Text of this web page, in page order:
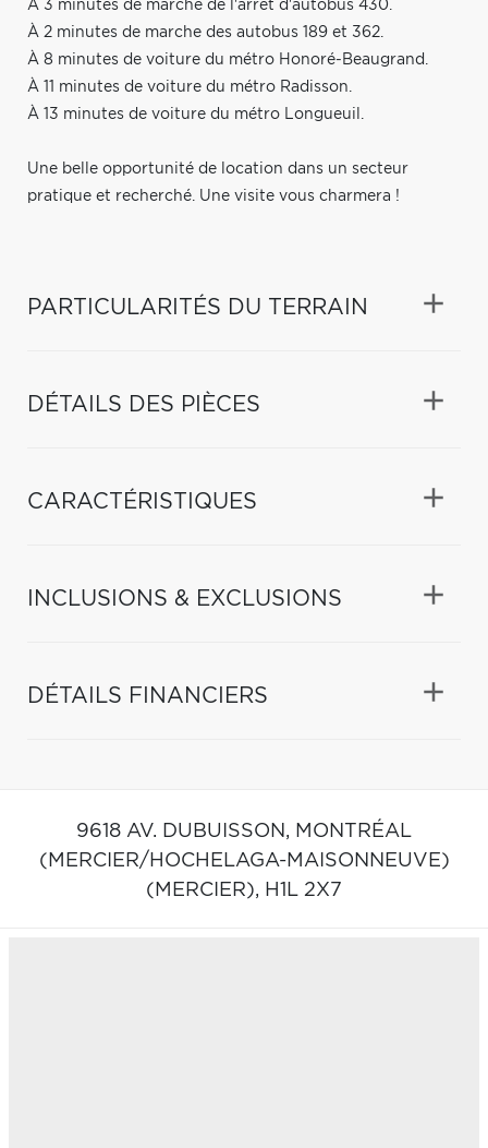
À 3 minutes de marche de l'arrêt d'autobus 430.
À 2 minutes de marche des autobus 189 et 362.
À 8 minutes de voiture du métro Honoré-Beaugrand.
À 11 minutes de voiture du métro Radisson.
À 13 minutes de voiture du métro Longueuil.
Une belle opportunité de location dans un secteur
pratique et recherché. Une visite vous charmera !
PARTICULARITÉS DU TERRAIN
DÉTAILS DES PIÈCES
CARACTÉRISTIQUES
INCLUSIONS & EXCLUSIONS
DÉTAILS FINANCIERS
9618 AV. DUBUISSON, MONTRÉAL
(MERCIER/HOCHELAGA-MAISONNEUVE)
(MERCIER), H1L 2X7